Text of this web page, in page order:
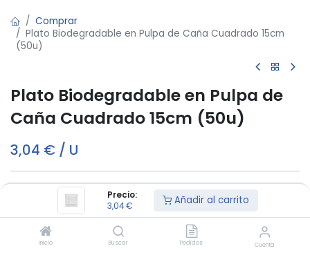
Precio:
3,04€ Añadir al carrito
Inicio Buscar Pedidos Cuenta
Comprar
Plato Biodegradable en Pulpa de Caña Cuadrado 15cm
(50u)
Plato Biodegradable en Pulpa de
Caña Cuadrado 15cm (50u)
3,04 € / U
Añadir al carrito
Este producto es vendido en cajas de 10